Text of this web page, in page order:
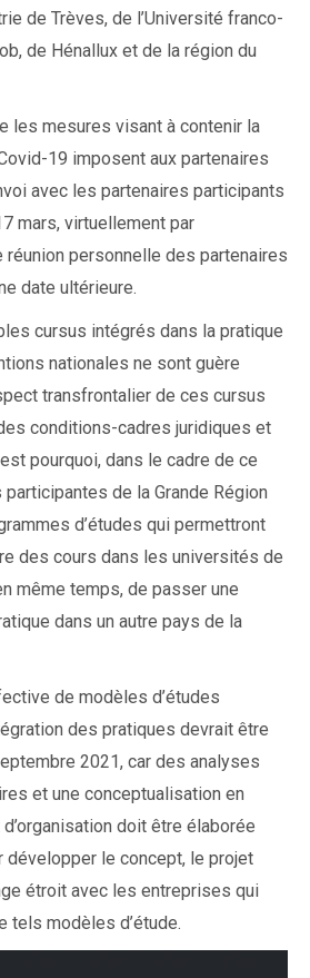
de Trèves, de l’Université franco-
de Hénallux et de la région du
les mesures visant à contenir la
19 imposent aux partenaires
avec les partenaires participants
mars, virtuellement par
réunion personnelle des partenaires
date ultérieure.
cursus intégrés dans la pratique
nationales ne sont guère
transfrontalier de ces cursus
conditions-cadres juridiques et
pourquoi, dans le cadre de ce
de la Grande Région
d’études qui permettront
des cours dans les universités de
même temps, de passer une
dans un autre pays de la
de modèles d’études
des pratiques devrait être
2021, car des analyses
et une conceptualisation en
doit être élaborée
développer le concept, le projet
étroit avec les entreprises qui
tels modèles d’étude.